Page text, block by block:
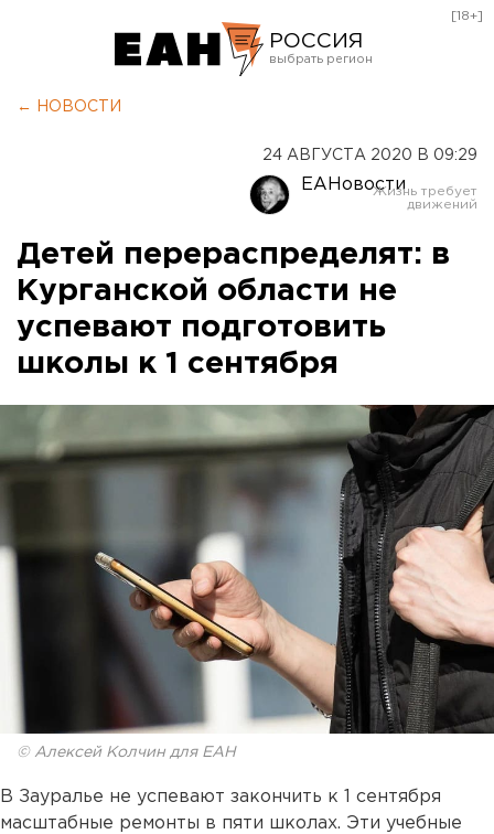
РОССИЯ
Оренбург
[18+]
← НОВОСТИ
24 АВГУСТА 2020 В 09:29
ЕАНовости
Детей перераспределят: в
Курганской области не
успевают подготовить
школы к 1 сентября
© Алексей Колчин для ЕАН
В Зауралье не успевают закончить к 1 сентября
масштабные ремонты в пяти школах. Эти учебные